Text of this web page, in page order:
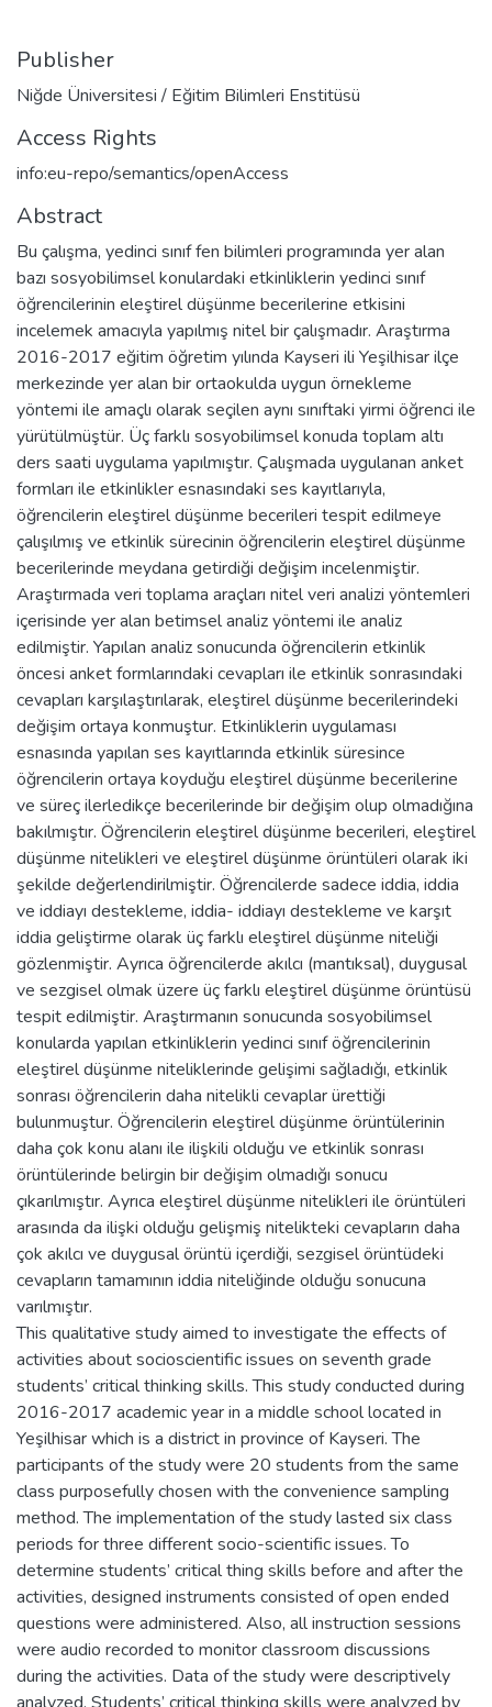
Publisher
Niğde Üniversitesi / Eğitim Bilimleri Enstitüsü
Access Rights
info:eu-repo/semantics/openAccess
Abstract
Bu çalışma, yedinci sınıf fen bilimleri programında yer alan
bazı sosyobilimsel konulardaki etkinliklerin yedinci sınıf
öğrencilerinin eleştirel düşünme becerilerine etkisini
incelemek amacıyla yapılmış nitel bir çalışmadır. Araştırma
2016-2017 eğitim öğretim yılında Kayseri ili Yeşilhisar ilçe
merkezinde yer alan bir ortaokulda uygun örnekleme
yöntemi ile amaçlı olarak seçilen aynı sınıftaki yirmi öğrenci ile
yürütülmüştür. Üç farklı sosyobilimsel konuda toplam altı
ders saati uygulama yapılmıştır. Çalışmada uygulanan anket
formları ile etkinlikler esnasındaki ses kayıtlarıyla,
öğrencilerin eleştirel düşünme becerileri tespit edilmeye
çalışılmış ve etkinlik sürecinin öğrencilerin eleştirel düşünme
becerilerinde meydana getirdiği değişim incelenmiştir.
Araştırmada veri toplama araçları nitel veri analizi yöntemleri
içerisinde yer alan betimsel analiz yöntemi ile analiz
edilmiştir. Yapılan analiz sonucunda öğrencilerin etkinlik
öncesi anket formlarındaki cevapları ile etkinlik sonrasındaki
cevapları karşılaştırılarak, eleştirel düşünme becerilerindeki
değişim ortaya konmuştur. Etkinliklerin uygulaması
esnasında yapılan ses kayıtlarında etkinlik süresince
öğrencilerin ortaya koyduğu eleştirel düşünme becerilerine
ve süreç ilerledikçe becerilerinde bir değişim olup olmadığına
bakılmıştır. Öğrencilerin eleştirel düşünme becerileri, eleştirel
düşünme nitelikleri ve eleştirel düşünme örüntüleri olarak iki
şekilde değerlendirilmiştir. Öğrencilerde sadece iddia, iddia
ve iddiayı destekleme, iddia- iddiayı destekleme ve karşıt
iddia geliştirme olarak üç farklı eleştirel düşünme niteliği
gözlenmiştir. Ayrıca öğrencilerde akılcı (mantıksal), duygusal
ve sezgisel olmak üzere üç farklı eleştirel düşünme örüntüsü
tespit edilmiştir. Araştırmanın sonucunda sosyobilimsel
konularda yapılan etkinliklerin yedinci sınıf öğrencilerinin
eleştirel düşünme niteliklerinde gelişimi sağladığı, etkinlik
sonrası öğrencilerin daha nitelikli cevaplar ürettiği
bulunmuştur. Öğrencilerin eleştirel düşünme örüntülerinin
daha çok konu alanı ile ilişkili olduğu ve etkinlik sonrası
örüntülerinde belirgin bir değişim olmadığı sonucu
çıkarılmıştır. Ayrıca eleştirel düşünme nitelikleri ile örüntüleri
arasında da ilişki olduğu gelişmiş nitelikteki cevapların daha
çok akılcı ve duygusal örüntü içerdiği, sezgisel örüntüdeki
cevapların tamamının iddia niteliğinde olduğu sonucuna
varılmıştır.
This qualitative study aimed to investigate the effects of
activities about socioscientific issues on seventh grade
students’ critical thinking skills. This study conducted during
2016-2017 academic year in a middle school located in
Yeşilhisar which is a district in province of Kayseri. The
participants of the study were 20 students from the same
class purposefully chosen with the convenience sampling
method. The implementation of the study lasted six class
periods for three different socio-scientific issues. To
determine students’ critical thing skills before and after the
activities, designed instruments consisted of open ended
questions were administered. Also, all instruction sessions
were audio recorded to monitor classroom discussions
during the activities. Data of the study were descriptively
analyzed. Students’ critical thinking skills were analyzed by